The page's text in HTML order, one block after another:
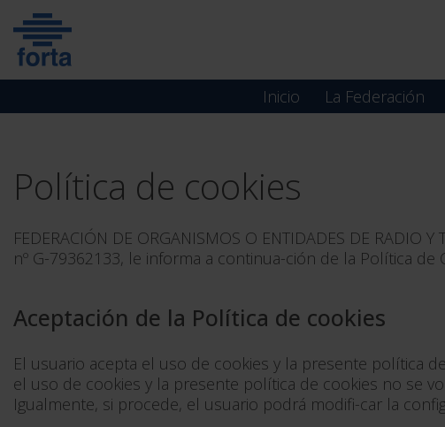
content
Inicio La Federación
Política de cookies
FEDERACIÓN DE ORGANISMOS O ENTIDADES DE RADIO Y
nº G-79362133, le informa a continua-ción de la Política
Aceptación de la Política de cookies
El usuario acepta el uso de cookies y la presente política
el uso de cookies y la presente política de cookies no se
Igualmente, si procede, el usuario podrá modifi-car la